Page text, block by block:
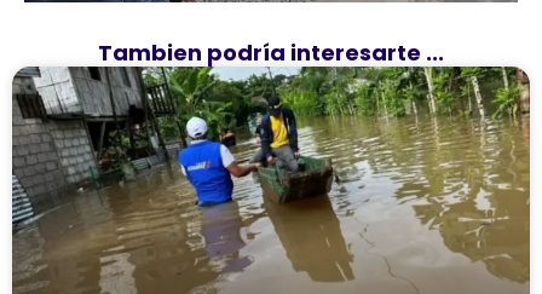
Tambien podría interesarte ...